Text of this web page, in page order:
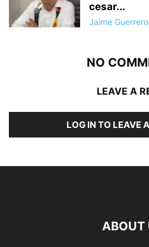
cesar...
Jaime Guerrero
NO
LEAVE A
LOG IN TO LEAVE
ABOUT